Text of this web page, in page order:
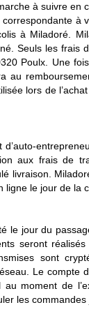
à suivre en
à
à Miladoré.
Seuls les frais
Poulx. Une
au
lors de
aux frais de
livraison.
le jour de la
jour du
seront
sont
Le compte
moment de
les commandes